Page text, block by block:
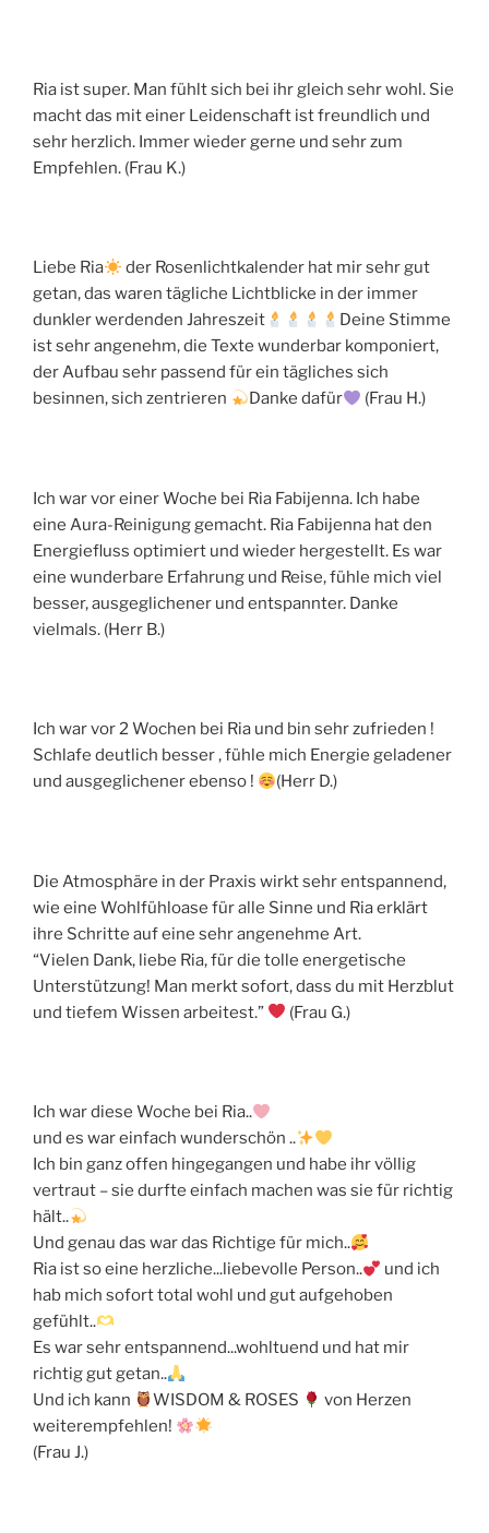
Ria ist super. Man fühlt sich bei ihr gleich sehr wohl. Sie
macht das mit einer Leidenschaft ist freundlich und
sehr herzlich. Immer wieder gerne und sehr zum
Empfehlen. (Frau K.)
Liebe Ria
der Rosenlichtkalender hat mir sehr gut
getan, das waren tägliche Lichtblicke in der immer
dunkler werdenden Jahreszeit
Deine Stimme
ist sehr angenehm, die Texte wunderbar komponiert,
der Aufbau sehr passend für ein tägliches sich
besinnen, sich zentrieren
Danke dafür (Frau H.)
Ich war vor einer Woche bei Ria Fabijenna. Ich habe
eine Aura-Reinigung gemacht. Ria Fabijenna hat den
Energiefluss optimiert und wieder hergestellt. Es war
eine wunderbare Erfahrung und Reise, fühle mich viel
besser, ausgeglichener und entspannter. Danke
vielmals. (Herr B.)
Ich war vor 2 Wochen bei Ria und bin sehr zufrieden !
Schlafe deutlich besser , fühle mich Energie geladener
und ausgeglichener ebenso !
(Herr D.)
Die Atmosphäre in der Praxis wirkt sehr entspannend,
wie eine Wohlfühloase für alle Sinne und Ria erklärt
ihre Schritte auf eine sehr angenehme Art.
“Vielen Dank, liebe Ria, für die tolle energetische
Unterstützung! Man merkt sofort, dass du mit Herzblut
und tiefem Wissen arbeitest.”
(Frau G.)
Ich war diese Woche bei Ria..
und es war einfach wunderschön ..
Ich bin ganz offen hingegangen und habe ihr völlig
vertraut – sie durfte einfach machen was sie für richtig
hält..
Und genau das war das Richtige für mich..
Ria ist so eine herzliche...liebevolle Person..
und ich
hab mich sofort total wohl und gut aufgehoben
gefühlt..
Es war sehr entspannend...wohltuend und hat mir
richtig gut getan..
Und ich kann
WISDOM & ROSES
von Herzen
weiterempfehlen!
(Frau J.)